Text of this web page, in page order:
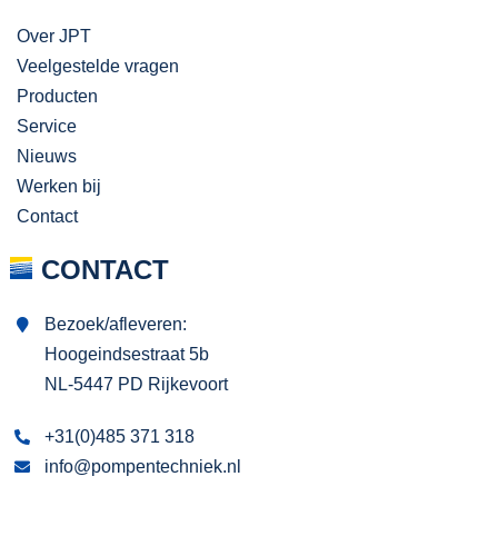
Over JPT
Veelgestelde vragen
Producten
Service
Nieuws
Werken bij
Contact
CONTACT
Bezoek/afleveren:
Hoogeindsestraat 5b
NL-5447 PD Rijkevoort
+31(0)485 371 318
info@pompentechniek.nl